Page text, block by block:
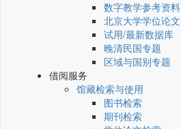
数字教学参考资料
北京大学学位论文
试用/最新数据库
晚清民国专题
区域与国别专题
借阅服务
馆藏检索与使用
图书检索
期刊检索